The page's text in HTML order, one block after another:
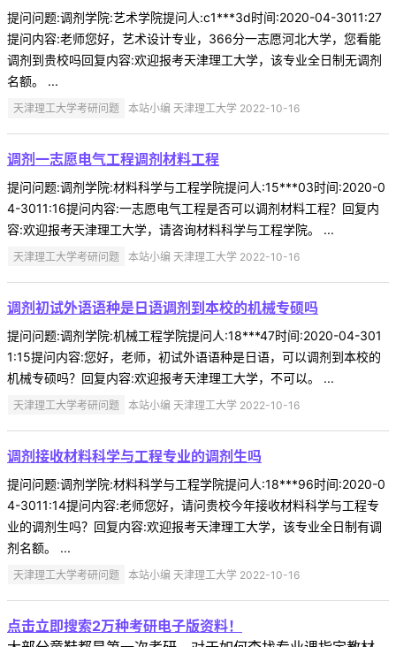
提问问题:调剂学院:艺术学院提问人:c1***3d时间:2020-04-3011:27
提问内容:老师您好，艺术设计专业，366分一志愿河北大学，您看能
调剂到贵校吗回复内容:欢迎报考天津理工大学，该专业全日制无调剂
名额。 ...
天津理工大学考研问题 本站小编 天津理工大学 2022-10-16
调剂一志愿电气工程调剂材料工程
提问问题:调剂学院:材料科学与工程学院提问人:15***03时间:2020-0
4-3011:16提问内容:一志愿电气工程是否可以调剂材料工程？回复内
容:欢迎报考天津理工大学，请咨询材料科学与工程学院。 ...
天津理工大学考研问题 本站小编 天津理工大学 2022-10-16
调剂初试外语语种是日语调剂到本校的机械专硕吗
提问问题:调剂学院:机械工程学院提问人:18***47时间:2020-04-301
1:15提问内容:您好，老师，初试外语语种是日语，可以调剂到本校的
机械专硕吗？回复内容:欢迎报考天津理工大学，不可以。 ...
天津理工大学考研问题 本站小编 天津理工大学 2022-10-16
调剂接收材料科学与工程专业的调剂生吗
提问问题:调剂学院:材料科学与工程学院提问人:18***96时间:2020-0
4-3011:14提问内容:老师您好，请问贵校今年接收材料科学与工程专
业的调剂生吗？回复内容:欢迎报考天津理工大学，该专业全日制有调
剂名额。 ...
天津理工大学考研问题 本站小编 天津理工大学 2022-10-16
点击立即搜索2万种考研电子版资料！